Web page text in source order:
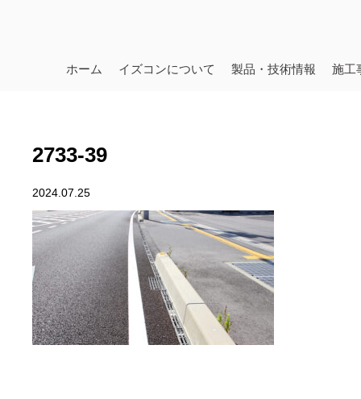
ホーム イズコンについて 製品・技術情報 施工
2733-39
2024.07.25